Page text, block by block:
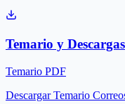
Temario y Descargas
Temario PDF
Descargar Temario